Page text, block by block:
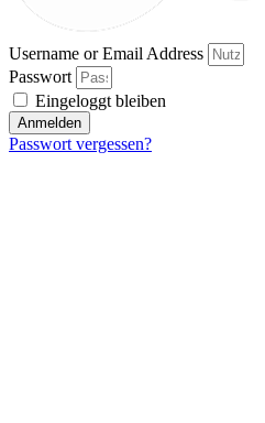
Username or Email Address
Passwort
Eingeloggt bleiben
Anmelden
Passwort vergessen?